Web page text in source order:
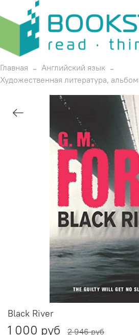
Главная
Английский язык
Художественная литература,
Black River
1 000 руб 2 946 руб